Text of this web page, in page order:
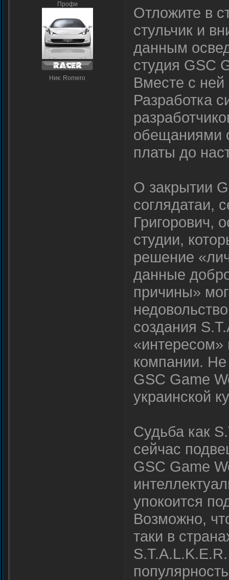
Профи
Ник: Romero
Отложите в
стульчик и
данным
студия GSC
Вместе с ней
Разработка
обещаниями
платы до
О закрытии
соглядатаи,
Григорович,
студии,
решение
данные
причины»
создания
«интересом»
компании. Не
GSC Game
украинской
Судьба как
сейчас
GSC Game
упокоится
Возможно,
таки в